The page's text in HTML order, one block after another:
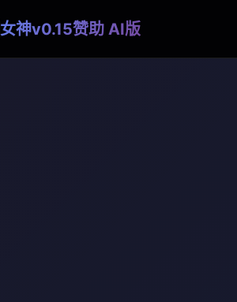
女神v0.15赞助 AI版